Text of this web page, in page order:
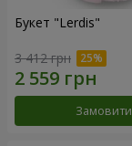
Букет "Lerdis"
3 412 грн
Замовити